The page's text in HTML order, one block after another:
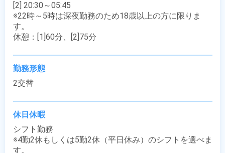
[2] 20:30～05:45
※22時～5時は深夜勤務のため18歳以上の方に限りま
す。
休憩：[1]60分、[2]75分
勤務形態
2交替
休日休暇
シフト勤務
※4勤2休もしくは5勤2休（平日休み）のシフトを選べま
す。